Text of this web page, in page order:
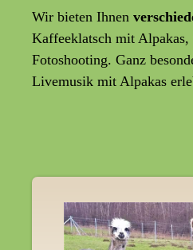
Wir bieten Ihnen
Kaffeeklatsch mit Alpakas,
Fotoshooting. Ganz
Livemusik mit Alpakas